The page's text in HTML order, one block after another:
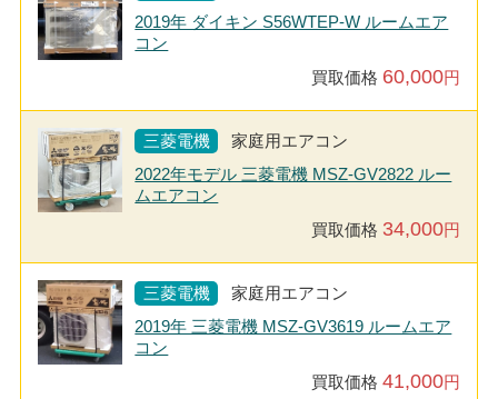
2019年 ダイキン S56WTEP-W ルームエア
コン
買取価格 60,000円
三菱電機
家庭用エアコン
2022年モデル 三菱電機 MSZ-GV2822 ルー
ムエアコン
買取価格 34,000円
三菱電機
家庭用エアコン
2019年 三菱電機 MSZ-GV3619 ルームエア
コン
買取価格41,000円